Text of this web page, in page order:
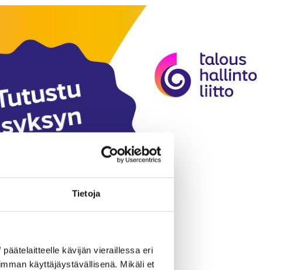
Tietoja
kävijän vieraillessa eri
käyttäjäystävällisenä. Mikäli et